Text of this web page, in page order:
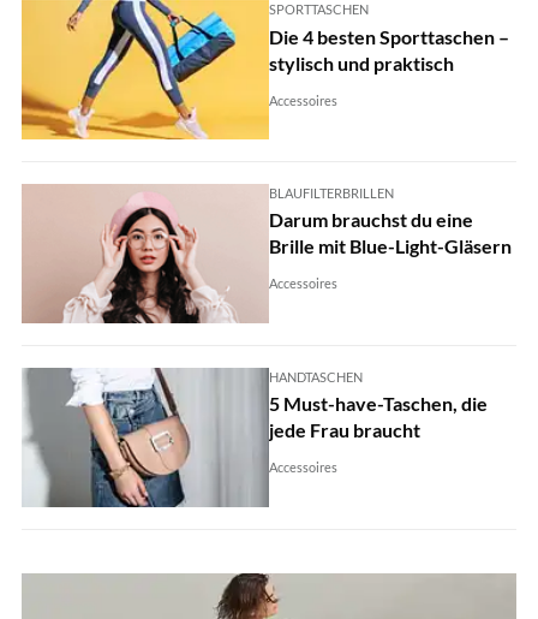
SPORTTASCHEN
Die 4 besten Sporttaschen –
stylisch und praktisch
Accessoires
BLAUFILTERBRILLEN
Darum brauchst du eine
Brille mit Blue-Light-Gläsern
Accessoires
HANDTASCHEN
5 Must-have-Taschen, die
jede Frau braucht
Accessoires